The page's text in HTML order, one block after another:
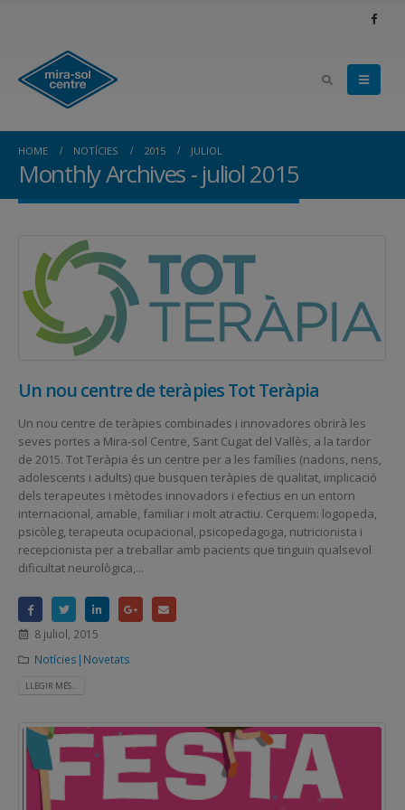
HOME NOTÍCIES 2015 JULIOL
Monthly Archives - juliol 2015
Un nou centre de teràpies Tot Teràpia
Un nou centre de teràpies combinades i innovadores obrirà les
seves portes a Mira-sol Centre, Sant Cugat del Vallès, a la tardor
de 2015. Tot Teràpia és un centre per a les famílies (nadons, nens,
adolescents i adults) que busquen teràpies de qualitat, implicació
dels terapeutes i mètodes innovadors i efectius en un entorn
internacional, amable, familiar i molt atractiu. Cerquem: logopeda,
psicòleg, terapeuta ocupacional, psicopedagoga, nutricionista i
recepcionista per a treballar amb pacients que tinguin qualsevol
dificultat neurològica,...
8 juliol, 2015
Notícies|Novetats
LLEGIR MÉS...